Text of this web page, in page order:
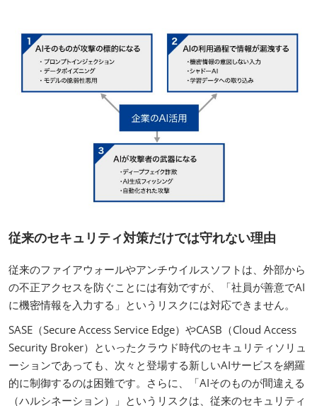
従来のセキュリティ対策だけでは守れない理由
従来のファイアウォールやアンチウイルスソフトは、外部から
の不正アクセスを防ぐことには有効ですが、「社員が善意でAI
に機密情報を入力する」というリスクには対応できません。
SASE（Secure Access Service Edge）やCASB（Cloud Access
Security Broker）といったクラウド時代のセキュリティソリュ
ーションであっても、次々と登場する新しいAIサービスを網羅
的に制御するのは困難です。さらに、「AIそのものが間違える
（ハルシネーション）」というリスクは、従来のセキュリティ